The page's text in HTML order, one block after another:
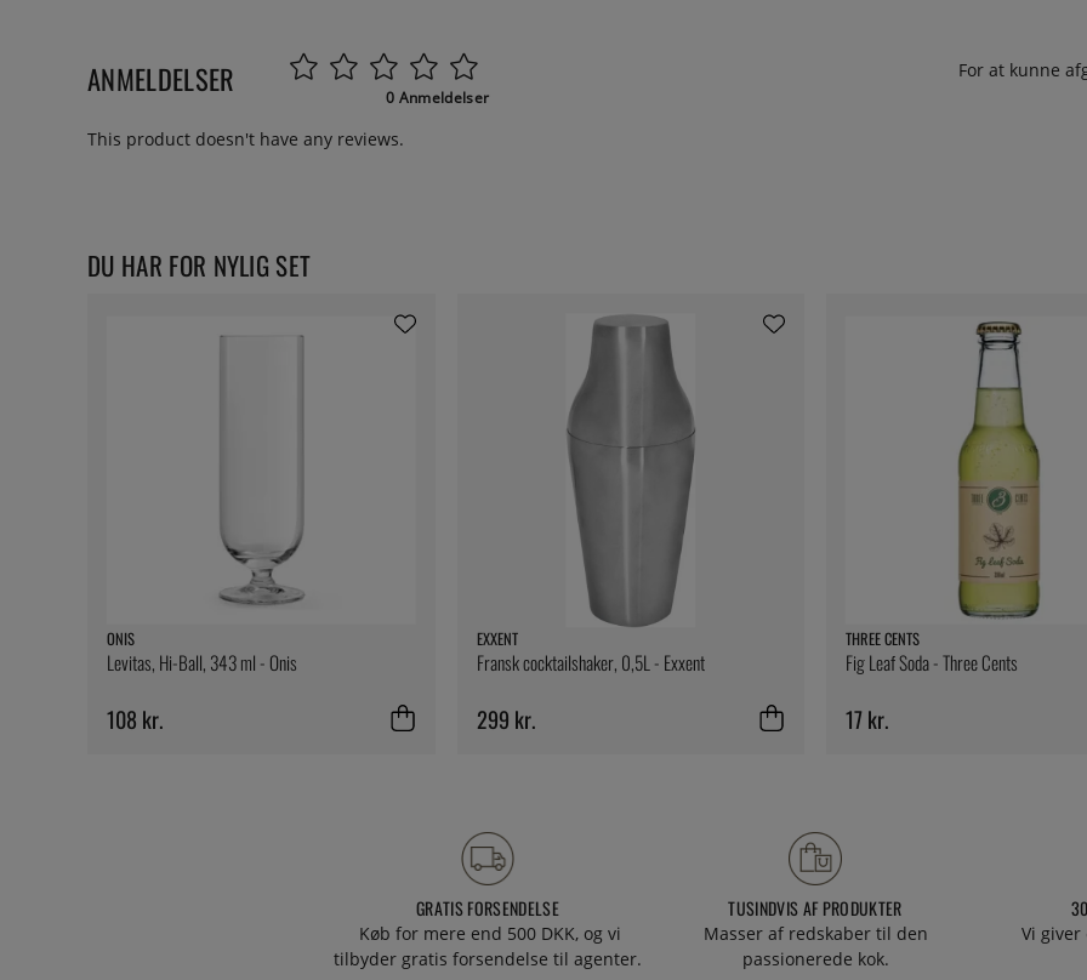
ANMELDELSER 0 Anmeldelser
For at kunne
This product doesn't have any reviews.
DU HAR FOR NYLIG SET
ONIS
Levitas, Hi-Ball, 343 ml - Onis
108 kr.
EXXENT
Fransk cocktailshaker, 0,5L - Exxent
299 kr.
THREE CENTS
Fig Leaf Soda - Three Cents
17 kr.
GRATIS FORSENDELSE
Køb for mere end 500 DKK, og vi
tilbyder gratis forsendelse til agenter.
TUSINDVIS AF PRODUKTER
Masser af redskaber til den
passionerede kok.
Vi